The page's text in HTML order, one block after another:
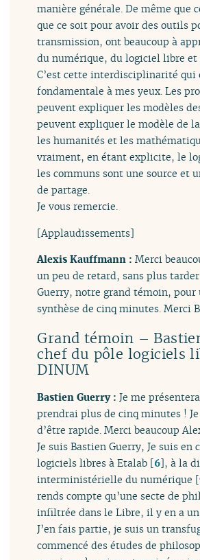
manière générale. De même que
que ce soit pour avoir des outils
transmission, ont beaucoup à
du numérique, du logiciel libre et
C’est cette interdisciplinarité qui
fondamentale à mes yeux. Les
peuvent expliquer les modèles
peuvent expliquer le modèle de
les humanités et les
vraiment, en étant explicite, le
les communs sont une source et
de partage.
Je vous remercie.
[Applaudissements]
Alexis Kauffmann :Merci
un peu de retard, sans plus
Guerry, notre grand témoin, pour
synthèse de cinq minutes. Merci
Grand témoin –
chef du pôle logiciels
DINUM
Bastien Guerry :Je me
prendrai plus de cinq minutes !
d’être rapide. Merci beaucoup
Je suis Bastien Guerry, Je suis en
logiciels libres à Etalab [6], à la
interministérielle du numérique [
rends compte qu’une secte de
infiltrée dans le Libre, il y en a
J’en fais partie, je suis un
commencé des études de